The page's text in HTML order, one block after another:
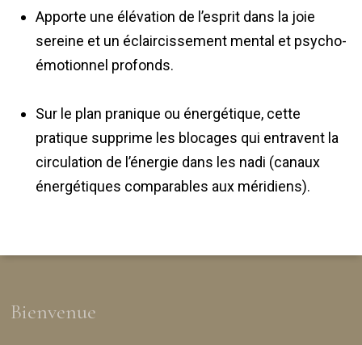
Apporte une élévation de l’esprit dans la joie
sereine et un éclaircissement mental et psycho-
émotionnel profonds.
Sur le plan pranique ou énergétique, cette
pratique supprime les blocages qui entravent la
circulation de l’énergie dans les nadi (canaux
énergétiques comparables aux méridiens).
Bienvenue